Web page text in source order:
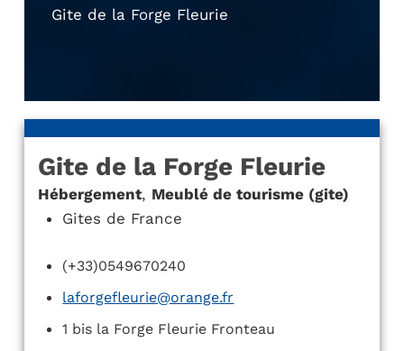
Gite de la Forge Fleurie
Gite de la Forge Fleurie
Hébergement, Meublé de tourisme (gite)
Gites de France
(+33)0549670240
laforgefleurie@orange.fr
1 bis la Forge Fleurie Fronteau